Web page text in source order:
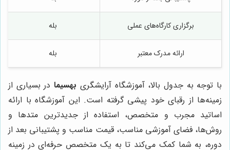
برگزاری کارگاه‌های عملی بله
ارائه مدرک معتبر بله
با توجه به جدول بالا، آموزشگاه آرایشگری بهسیمادر بسیاری از
زمینه‌ها از رقبای خود پیشی گرفته است. این آموزشگاه با ارائه
اساتید مجرب و متخصص، استفاده از جدیدترین متدها و
روش‌ها، فضای آموزشی مناسب، قیمت مناسب و پشتیبانی بعد از
دوره، به شما کمک می‌کند تا به یک متخصص حرفه‌ای در زمینه